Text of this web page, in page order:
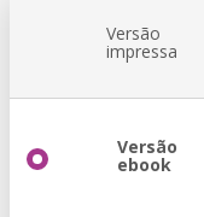
Versão
impressa
Versão
ebook